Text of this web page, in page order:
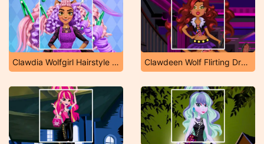
Clawdia Wolfgirl Hairstyle Challenge Clawdeen Wolf Flirting Dressup